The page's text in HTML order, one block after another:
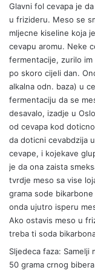
Glavni fol cevapa je
u frizideru. Meso se
mljecne kiseline koja
cevapu aromu. Neke
fermentacije, zurilo
po skoro cijeli dan.
alkalna odn. baza) u
fermentaciju da se
desavalo, izadje u
od cevapa kod
da doticni cevabdzija
cevape, i kojekave
je da ona zaista
tvrdje meso sa vise
grama sode
onda ujutro isperu
Ako ostavis meso u
treba ti soda
Sljedeca faza: Samelji
50 grama crnog